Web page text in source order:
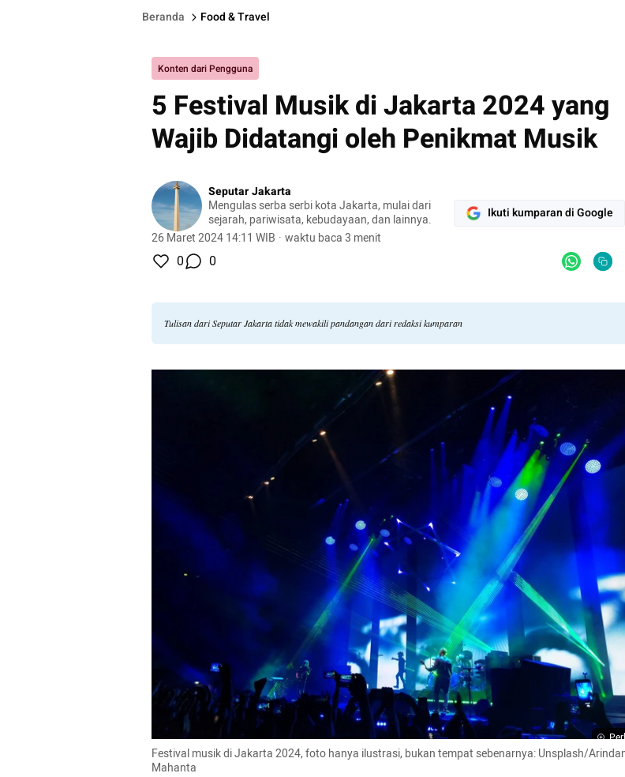
Beranda Food & Travel
Konten dari Pengguna
5 Festival Musik di Jakarta 2024 yang
Wajib Didatangi oleh Penikmat Musik
Seputar Jakarta
Mengulas serba serbi kota Jakarta, mulai dari
sejarah, pariwisata, kebudayaan, dan lainnya.
26 Maret 2024 14:11 WIB · waktu baca 3 menit
Ikuti kumparan di Google
0 0
Tulisan dari Seputar Jakarta tidak mewakili pandangan dari redaksi kumparan
Festival musik di Jakarta 2024, foto hanya ilustrasi, bukan tempat sebenarnya: Unsplash/
Mahanta